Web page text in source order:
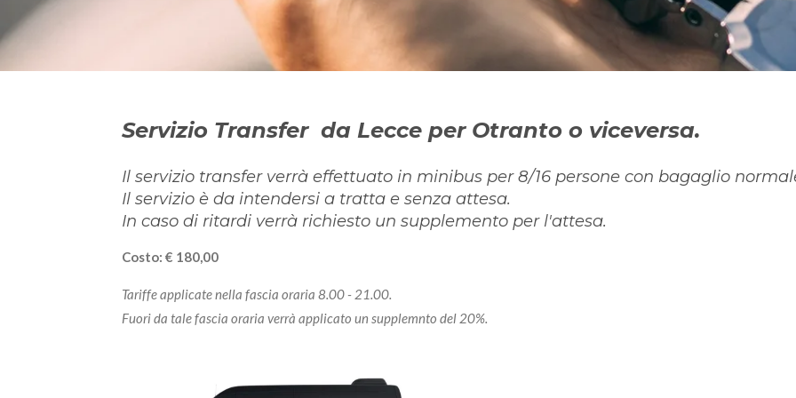
Servizio Transfer da Lecce per Otranto o viceversa.
Il servizio transfer verrà effettuato in minibus per 8/16 persone con bagaglio
Il servizio è da intendersi a tratta e senza attesa.
In caso di ritardi verrà richiesto un supplemento per l'attesa.
Costo: € 180,00
Tariffe applicate nella fascia oraria 8.00 - 21.00.
Fuori da tale fascia oraria verrà applicato un supplemnto del 20%.